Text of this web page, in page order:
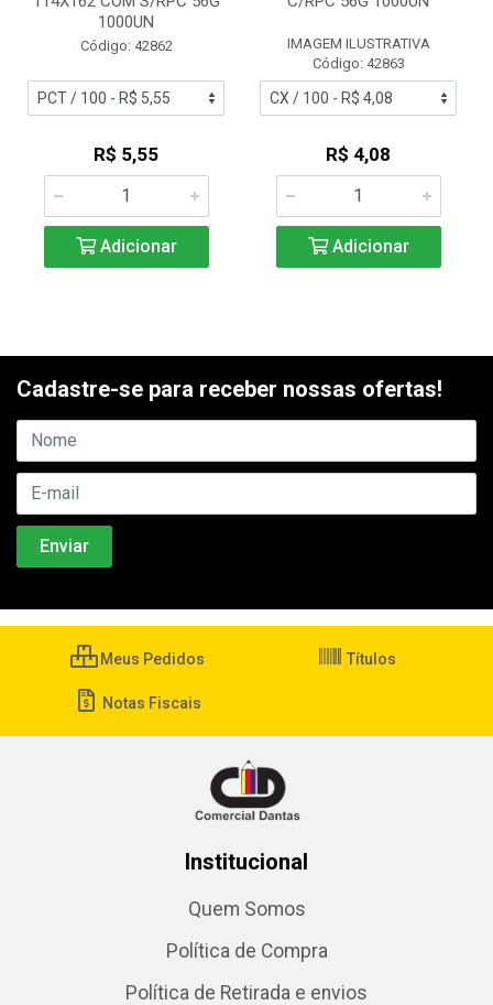
1000UN
Código: 42862
R$ 5,55
Adicionar
IMAGEM ILUSTRATIVA
Código: 42863
R$ 4,08
Adicionar
Cadastre-se para receber nossas ofertas!
Meus Pedidos Títulos
Notas Fiscais
Institucional
Quem Somos
Política de Compra
Política de Retirada e envios